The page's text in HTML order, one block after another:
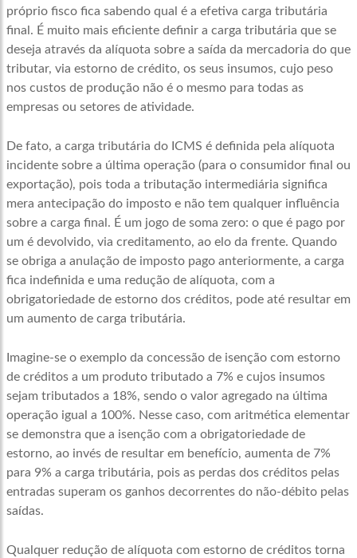
próprio fisco fica sabendo qual é a efetiva carga tributária
final. É muito mais eficiente definir a carga tributária que se
deseja através da alíquota sobre a saída da mercadoria do que
tributar, via estorno de crédito, os seus insumos, cujo peso
nos custos de produção não é o mesmo para todas as
empresas ou setores de atividade.
De fato, a carga tributária do ICMS é definida pela alíquota
incidente sobre a última operação (para o consumidor final ou
exportação), pois toda a tributação intermediária significa
mera antecipação do imposto e não tem qualquer influência
sobre a carga final. É um jogo de soma zero: o que é pago por
um é devolvido, via creditamento, ao elo da frente. Quando
se obriga a anulação de imposto pago anteriormente, a carga
fica indefinida e uma redução de alíquota, com a
obrigatoriedade de estorno dos créditos, pode até resultar em
um aumento de carga tributária.
Imagine-se o exemplo da concessão de isenção com estorno
de créditos a um produto tributado a 7% e cujos insumos
sejam tributados a 18%, sendo o valor agregado na última
operação igual a 100%. Nesse caso, com aritmética elementar
se demonstra que a isenção com a obrigatoriedade de
estorno, ao invés de resultar em benefício, aumenta de 7%
para 9% a carga tributária, pois as perdas dos créditos pelas
entradas superam os ganhos decorrentes do não-débito pelas
saídas.
Qualquer redução de alíquota com estorno de créditos torna